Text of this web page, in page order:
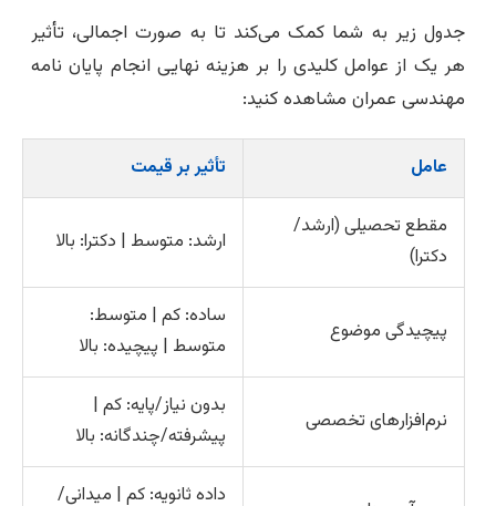
جدول زیر به شما کمک می‌کند تا به صورت اجمالی، تأثیر
هر یک از عوامل کلیدی را بر هزینه نهایی انجام پایان نامه
مهندسی عمران مشاهده کنید:
عامل تأثیر بر قیمت
مقطع تحصیلی (ارشد/
دکترا)
ارشد: متوسط | دکترا: بالا
پیچیدگی موضوع
ساده: کم | متوسط:
متوسط | پیچیده: بالا
نرم‌افزارهای تخصصی
بدون نیاز/پایه: کم |
پیشرفته/چندگانه: بالا
داده ثانویه: کم | میدانی/